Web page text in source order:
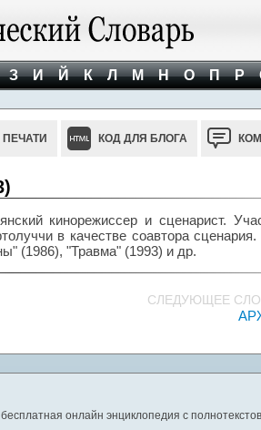
З И Й К Л М Н О П Р
КОД ДЛЯ БЛОГА
кинорежиссер и сценарист.
в качестве соавтора сценария.
(1986), "Травма" (1993) и др.
СЛЕДУЮЩЕЕ
онлайн энциклопедия с